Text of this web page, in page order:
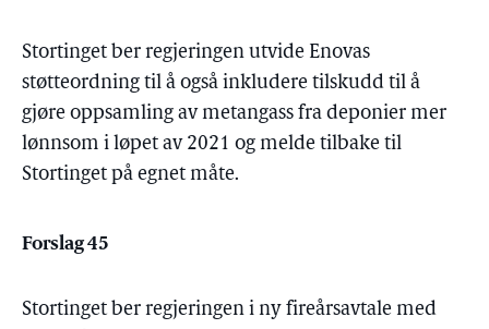
Stortinget ber regjeringen utvide Enovas
støtteordning til å også inkludere tilskudd til å
gjøre oppsamling av metangass fra deponier mer
lønnsom i løpet av 2021 og melde tilbake til
Stortinget på egnet måte.
Forslag 45
Stortinget ber regjeringen i ny fireårsavtale med